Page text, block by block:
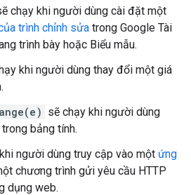
chạy khi người dùng cài đặt một
trình chỉnh sửa trong Google Tài
trình bày hoặc Biểu mẫu.
khi người dùng thay đổi một giá
sẽ chạy khi người dùng
bảng tính.
người dùng truy cập vào một ứng
chương trình gửi yêu cầu HTTP
dụng web.